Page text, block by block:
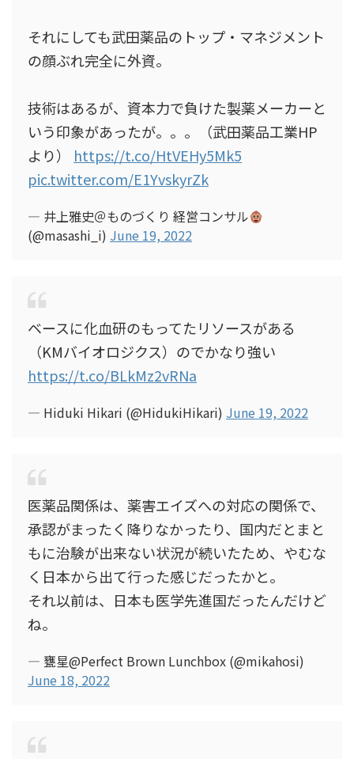
それにしても武田薬品のトップ・マネジメント
の顔ぶれ完全に外資。
技術はあるが、資本力で負けた製薬メーカーと
いう印象があったが。。。（武田薬品工業HP
より） https://t.co/HtVEHy5Mk5
pic.twitter.com/E1YvskyrZk
— 井上雅史＠ものづくり 経営コンサル
(@masashi_i) June 19, 2022
ベースに化血研のもってたリソースがある
（KMバイオロジクス）のでかなり強い
https://t.co/BLkMz2vRNa
— Hiduki Hikari (@HidukiHikari) June 19, 2022
医薬品関係は、薬害エイズへの対応の関係で、
承認がまったく降りなかったり、国内だとまと
もに治験が出来ない状況が続いたため、やむな
く日本から出て行った感じだったかと。
それ以前は、日本も医学先進国だったんだけど
ね。
— 甕星@Perfect Brown Lunchbox (@mikahosi)
June 18, 2022